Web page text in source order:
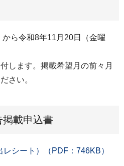
ら令和8年11月20日（金曜
します。掲載希望月の前々月
さい。
掲載申込書
シート）（PDF：746KB）